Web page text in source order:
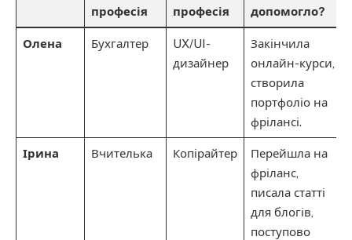
професія
професія
допомогло?
Олена Бухгалтер
UX/UI-
дизайнер
Закінчила
онлайн-курси,
створила
портфоліо на
фрілансі.
Ірина Вчителька Копірайтер
Перейшла на
фріланс,
писала статті
для блогів,
поступово